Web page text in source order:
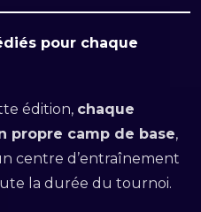
pour chaque
édition, chaque
propre camp de base,
centre d’entraînement
la durée du tournoi.